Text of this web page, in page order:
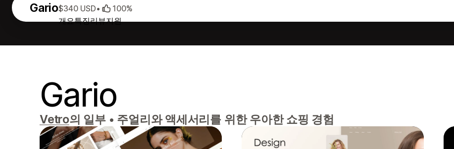
Gario
개요특징리뷰지원
$340 USD• 100%
Gario
Vetro의 일부 • 주얼리와 액세서리를 위한 우아한 쇼핑 경험